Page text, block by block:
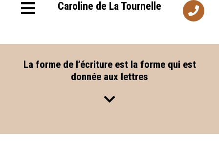
Caroline de La Tournelle
La forme de l’écriture est la forme qui est
donnée aux lettres